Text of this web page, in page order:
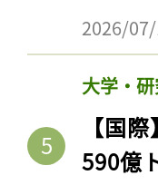
2026/
大学・
【国
590億